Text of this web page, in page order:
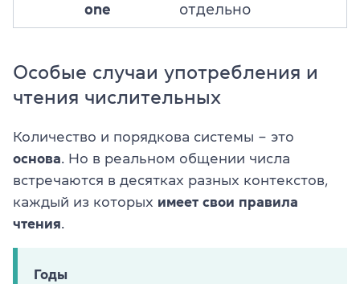
one
отдельно
Особые случаи употребления и
чтения числительных
Количество и порядкова системы – это
основа . Но в реальном общении числа
встречаются в десятках разных контекстов,
каждый из которых имеет свои правила
чтения
Годы